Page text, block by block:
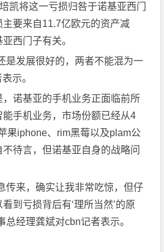
凯将这一亏损归咎于诺基亚西门
要来自11.7亿欧元的资产减
西门子有关。
是发展很好的，两者不能混为一
示。
诺基亚的手机业务正面临前所
手机业务，市场份额已经从4
果iphone、rim黑莓以及plam公
待言，但诺基亚自身的战略问
传来，确实让我非常吃惊，但仔
到亏损背后有‘理所当然’的原
总经理龚斌对cbn记者表示。